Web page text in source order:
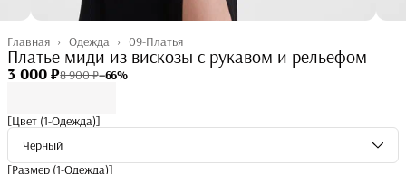
09-Платья
Одежда ›
Главная ›
Платье миди из вискозы с рукавом и рельефом
3 000 ₽8 900 ₽−66%
[Цвет (1-Одежда)]
Черный
[Размер (1-Одежда)]